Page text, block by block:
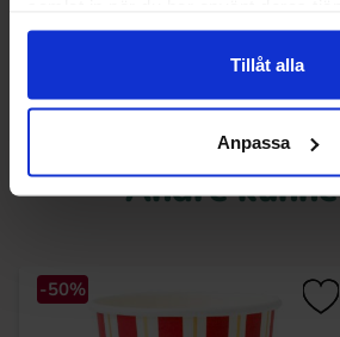
Tillåt alla
Anpassa
Andre
-50%